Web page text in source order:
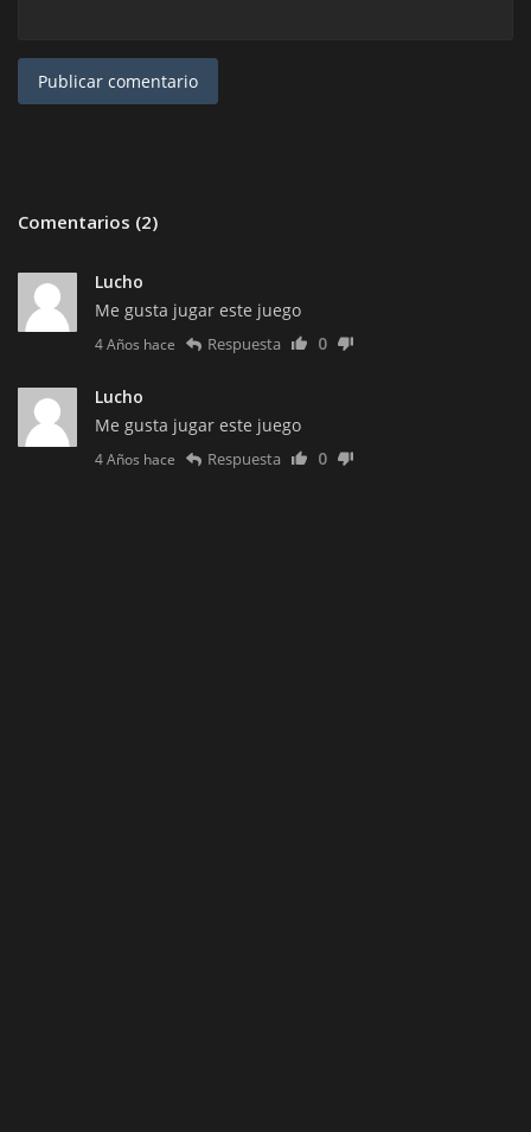
Publicar comentario
Comentarios (2)
Lucho
Me gusta jugar este juego
4 Años hace Respuesta 0
Lucho
Me gusta jugar este juego
4 Años hace Respuesta 0